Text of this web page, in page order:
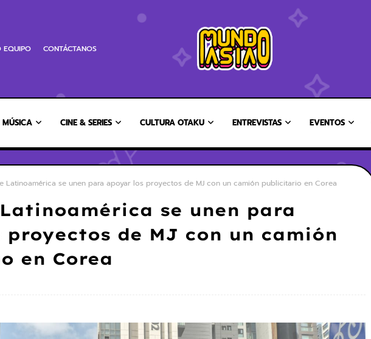
EQUIPO CONTÁCTANOS
MÚSICA CINE & SERIES CULTURA OTAKU ENTREVISTAS EVENTOS
Latinoamérica se unen para apoyar los proyectos de MJ con un camión publicitario en Corea
se unen para
de MJ con un camión
en Corea